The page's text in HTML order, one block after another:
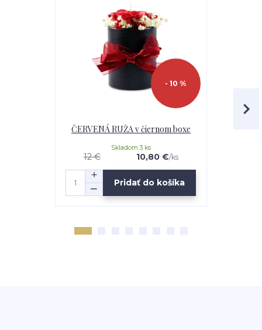
- 10 %
ČERVENÁ RUŽA v čiernom boxe
12 € 10,80 €/ks
Skladom 3 ks
Pridať do košíka